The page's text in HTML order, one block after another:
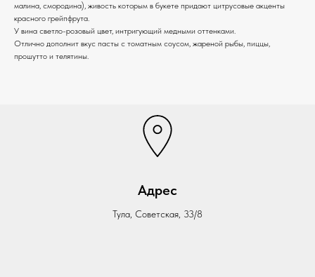
малина, смородина), живость которым в букете придают цитрусовые акценты
красного грейпфрута.
У вина светло-розовый цвет, интригующий медными оттенками.
Отлично дополнит вкус пасты с томатным соусом, жареной рыбы, пиццы,
прошутто и телятины.
Адрес
Тула, Советская, 33/8